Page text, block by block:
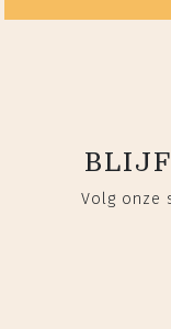
BLIJF
Volg onze